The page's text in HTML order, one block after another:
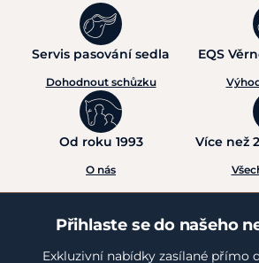
Servis pasování sedla
Dohodnout schůzku
EQS
Od roku 1993
O nás
Více než
Přihlaste se do našeho
Exkluzivní nabídky zasílané přímo